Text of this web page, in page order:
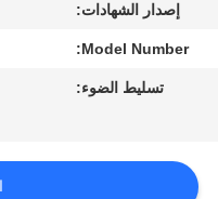
مراقبة
الجودة
بنا
إصدار الشهادات:
Model Number:
تسليط الضوء: